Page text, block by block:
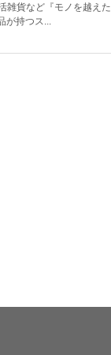
雑貨など『モノを越えた
が持つス...